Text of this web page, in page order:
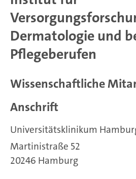
Dermatologie und
Pflegeberufen
Wissenschaftliche
Anschrift
Universitätsklinikum
Martinistraße 52
20246 Hamburg